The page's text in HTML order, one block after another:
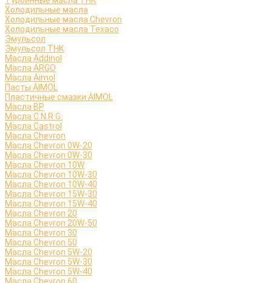
Холодильные масла
Холодильные масла Chevron
Холодильные масла Texaco
Эмульсол
Эмульсол ТНК
Масла Addinol
Масла ARGO
Масла Aimol
Пасты AIMOL
Пластичные смазки AIMOL
Масла BP
Масла C.N.R.G.
Масла Castrol
Масла Chevron
Масла Chevron 0W-20
Масла Chevron 0W-30
Масла Chevron 10W
Масла Chevron 10W-30
Масла Chevron 10W-40
Масла Chevron 15W-30
Масла Chevron 15W-40
Масла Chevron 20
Масла Chevron 20W-50
Масла Chevron 30
Масла Chevron 50
Масла Chevron 5W-20
Масла Chevron 5W-30
Масла Chevron 5W-40